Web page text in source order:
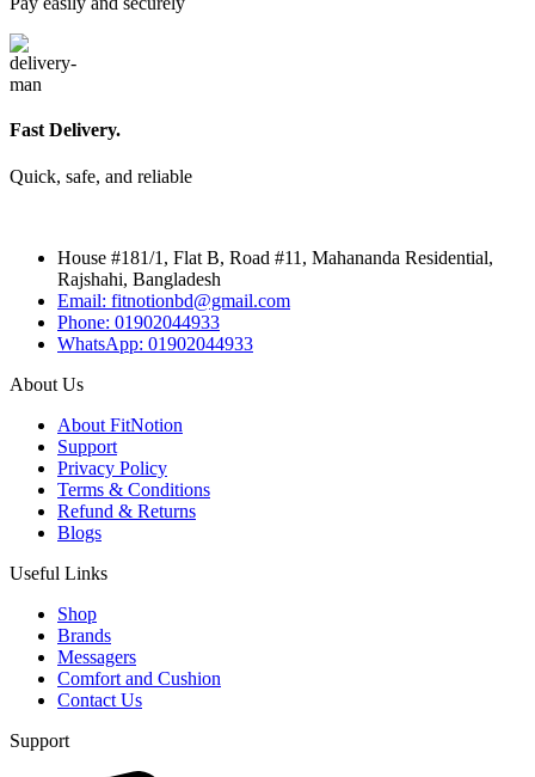
Fast Delivery.
Quick, safe, and reliable
House #181/1, Flat B, Road #11, Mahananda Residential,
Rajshahi, Bangladesh
Email: fitnotionbd@gmail.com
Phone: 01902044933
WhatsApp: 01902044933
About Us
About FitNotion
Support
Privacy Policy
Terms & Conditions
Refund & Returns
Blogs
Useful Links
Shop
Brands
Messagers
Comfort and Cushion
Contact Us
Support